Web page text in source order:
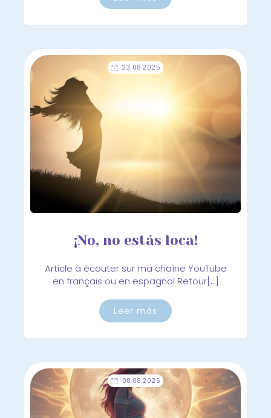
23.08.2025
¡No, no estás loca!
Article à écouter sur ma chaîne YouTube
en français ou en espagnol Retour[…]
Leer más
08.08.2025